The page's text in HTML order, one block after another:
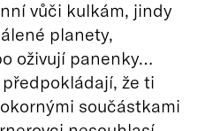
vůči kulkám, jindy
planety,
oživují panenky…
že ti
součástkami